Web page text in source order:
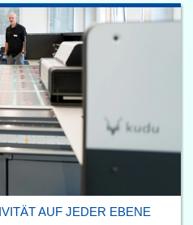
AUF JEDER EBENE